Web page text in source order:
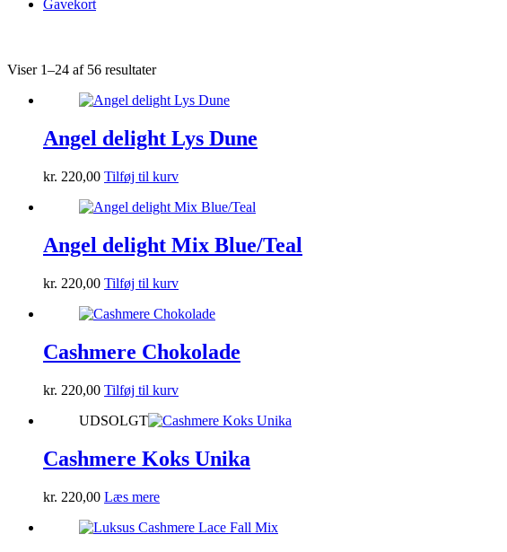
Gavekort
Viser 1–24 af 56 resultater
Angel delight Lys Dune
kr. 220,00 Tilføj til kurv
Angel delight Mix Blue/Teal
kr. 220,00 Tilføj til kurv
Cashmere Chokolade
kr. 220,00 Tilføj til kurv
UDSOLGT
Cashmere Koks Unika
kr. 220,00 Læs mere